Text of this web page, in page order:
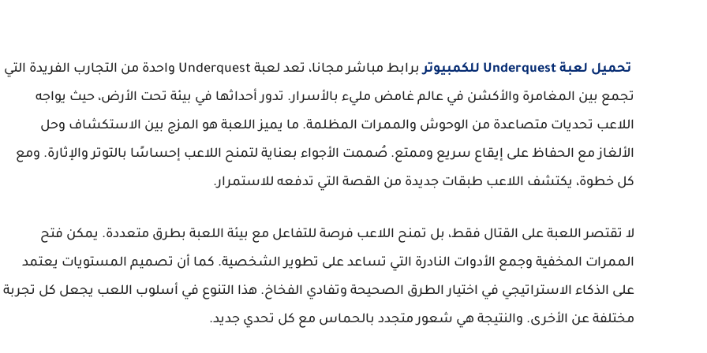
تحميل لعبة Underquest للكمبيوتر
برابط مباشر مجانا، تعد لعبة Underquest واحدة من التجارب الفريدة التي
تجمع بين المغامرة والأكشن في عالم غامض مليء بالأسرار. تدور أحداثها في بيئة تحت الأرض، حيث يواجه
اللاعب تحديات متصاعدة من الوحوش والممرات المظلمة. ما يميز اللعبة هو المزج بين الاستكشاف وحل
الألغاز مع الحفاظ على إيقاع سريع وممتع. صُممت الأجواء بعناية لتمنح اللاعب إحساسًا بالتوتر والإثارة. ومع
كل خطوة، يكتشف اللاعب طبقات جديدة من القصة التي تدفعه للاستمرار.
لا تقتصر اللعبة على القتال فقط، بل تمنح اللاعب فرصة للتفاعل مع بيئة اللعبة بطرق متعددة. يمكن فتح
الممرات المخفية وجمع الأدوات النادرة التي تساعد على تطوير الشخصية. كما أن تصميم المستويات يعتمد
على الذكاء الاستراتيجي في اختيار الطرق الصحيحة وتفادي الفخاخ. هذا التنوع في أسلوب اللعب يجعل كل تجربة
مختلفة عن الأخرى. والنتيجة هي شعور متجدد بالحماس مع كل تحدي جديد.